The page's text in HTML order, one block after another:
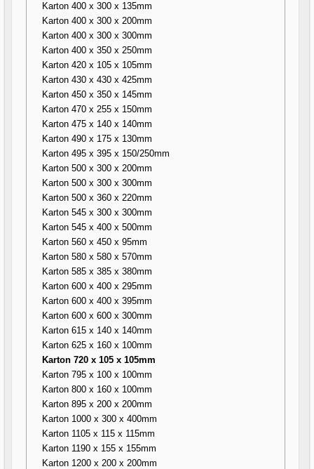
Karton 400 x 300 x 135mm
Karton 400 x 300 x 200mm
Karton 400 x 300 x 300mm
Karton 400 x 350 x 250mm
Karton 420 x 105 x 105mm
Karton 430 x 430 x 425mm
Karton 450 x 350 x 145mm
Karton 470 x 255 x 150mm
Karton 475 x 140 x 140mm
Karton 490 x 175 x 130mm
Karton 495 x 395 x 150/250mm
Karton 500 x 300 x 200mm
Karton 500 x 300 x 300mm
Karton 500 x 360 x 220mm
Karton 545 x 300 x 300mm
Karton 545 x 400 x 500mm
Karton 560 x 450 x 95mm
Karton 580 x 580 x 570mm
Karton 585 x 385 x 380mm
Karton 600 x 400 x 295mm
Karton 600 x 400 x 395mm
Karton 600 x 600 x 300mm
Karton 615 x 140 x 140mm
Karton 625 x 160 x 100mm
Karton 720 x 105 x 105mm
Karton 795 x 100 x 100mm
Karton 800 x 160 x 100mm
Karton 895 x 200 x 200mm
Karton 1000 x 300 x 400mm
Karton 1105 x 115 x 115mm
Karton 1190 x 155 x 155mm
Karton 1200 x 200 x 200mm